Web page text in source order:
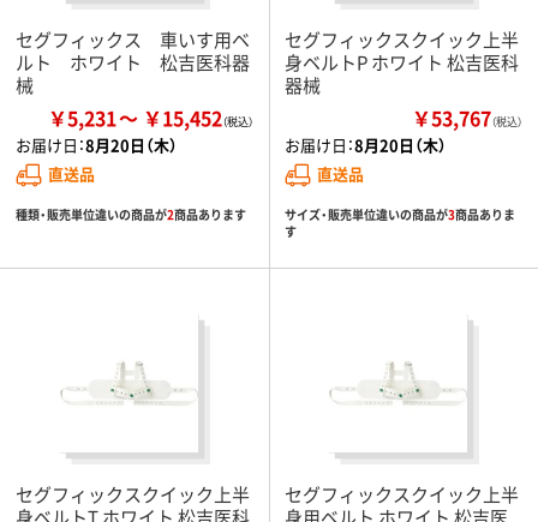
セグフィックス 車いす用ベ
ルト ホワイト 松吉医科器
械
￥5,231 ￥15,452
お届け日：8月20日（木）
直送品
種類・販売単位違いの商品が2商品あります
セグフィックスクイック上半
身ベルトP ホワイト 松吉医科
器械
￥53,767（税込）
お届け日：8月20日（木）
直送品
サイズ・販売単位違いの商品が3商品ありま
す
セグフィックスクイック上半
身ベルトT ホワイト 松吉医科
セグフィックスクイック上半
身用ベルト ホワイト 松吉医